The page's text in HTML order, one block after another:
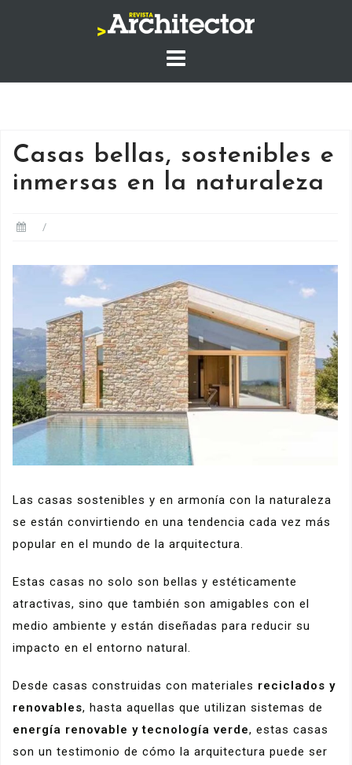
Casas bellas, sostenibles e
inmersas en la naturaleza
Las casas sostenibles y en armonía con la naturaleza
se están convirtiendo en una tendencia cada vez más
popular en el mundo de la arquitectura.
Estas casas no solo son bellas y estéticamente
atractivas, sino que también son amigables con el
medio ambiente y están diseñadas para reducir su
impacto en el entorno natural.
Desde casas construidas con materiales reciclados y
renovables, hasta aquellas que utilizan sistemas de
energía renovable y tecnología verde, estas casas
son un testimonio de cómo la arquitectura puede ser